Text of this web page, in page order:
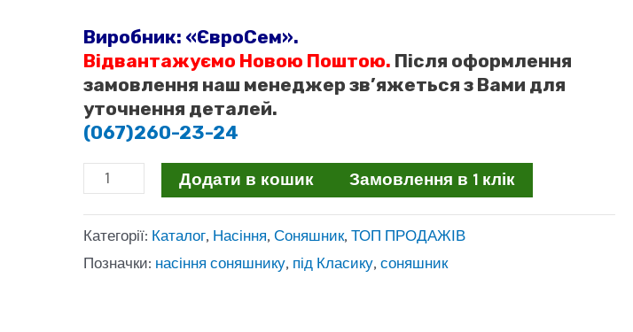
Виробник: «ЄвроСем».
Відвантажуємо Новою Поштою. Після оформлення
замовлення наш менеджер зв’яжеться з Вами для
уточнення деталей.
(067)260-23-24
Соняшник
7+
(NS
Додати в кошик Замовлення в 1 клік
Категорії: Каталог, Насіння,Соняшник,ТОП ПРОДАЖІВ
Позначки: насіння соняшнику, під Класику,соняшник